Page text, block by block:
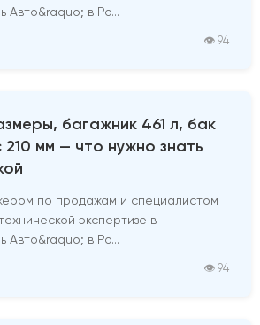
Авто&raquo; в Ро...
👁 94
багажник 461 л, бак
210 мм — что нужно знать
по продажам и специалистом
экспертизе в
Авто&raquo; в Ро...
👁 94